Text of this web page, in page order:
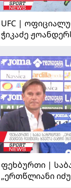
UFC |
ჭიკაძე
ფეხბურთი |
„ერთწლიანი